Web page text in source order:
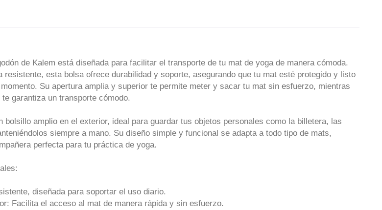
de Kalem está diseñada para facilitar el transporte de tu mat de yoga de manera cómoda.
resistente, esta bolsa ofrece durabilidad y soporte, asegurando que tu mat esté protegido y listo
Su apertura amplia y superior te permite meter y sacar tu mat sin esfuerzo, mientras
garantiza un transporte cómodo.
bolsillo amplio en el exterior, ideal para guardar tus objetos personales como la billetera, las
siempre a mano. Su diseño simple y funcional se adapta a todo tipo de mats,
perfecta para tu práctica de yoga.
diseñada para soportar el uso diario.
Facilita el acceso al mat de manera rápida y sin esfuerzo.